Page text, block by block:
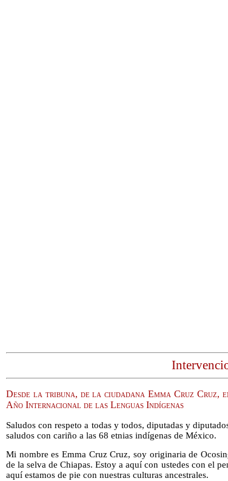
Desde la tribuna, de la ciudadana Emma Cruz Cruz,
Año Internacional de las Lenguas Indígenas
Saludos con respeto a todas y todos, diputadas y
saludos con cariño a las 68 etnias indígenas de México.
Mi nombre es Emma Cruz Cruz, soy originaria de
de la selva de Chiapas. Estoy a aquí con ustedes con el
aquí estamos de pie con nuestras culturas ancestrales.